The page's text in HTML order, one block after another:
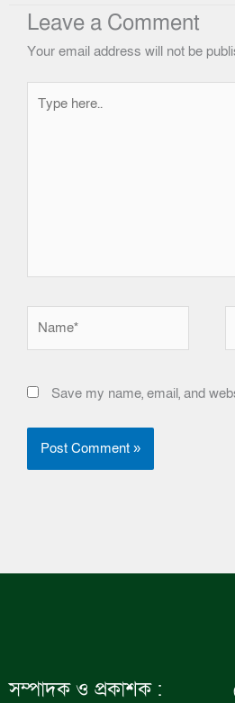
Leave a Comment
Your email address will not be
here..
Save my name, email, and
সম্পাদক ও প্রকাশক :